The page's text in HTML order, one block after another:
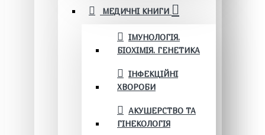
МЕДИЧНІ КНИГИ
ІМУНОЛОГІЯ.
БІОХІМІЯ. ГЕНЕТИКА
ІНФЕКЦІЙНІ
ХВОРОБИ
АКУШЕРСТВО ТА
ГІНЕКОЛОГІЯ